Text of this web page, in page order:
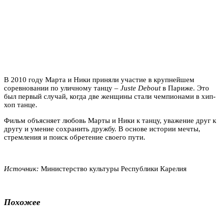
В 2010 году Марта и Ники приняли участие в крупнейшем
соревновании по уличному танцу – Juste Deboutв Париже. Это
был первый случай, когда две женщины стали чемпионами в хип-
хоп танце.
Фильм объясняет любовь Марты и Ники к танцу, уважение друг к
другу и умение сохранить дружбу. В основе истории мечты,
стремления и поиск обретение своего пути.
Источник: Министерство культуры Республики Карелия
Похожее